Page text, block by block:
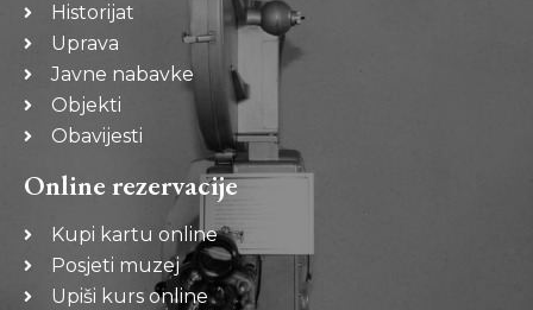
Historijat
Uprava
Javne nabavke
Objekti
Obavijesti
Online rezervacije
Kupi kartu online
Posjeti muzej
Upiši kurs online